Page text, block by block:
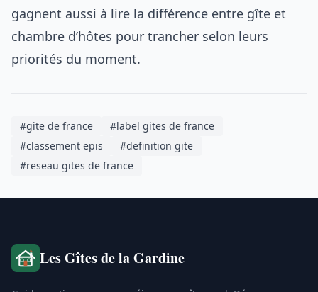
gagnent aussi à lire la différence entre gîte et
chambre d’hôtes pour trancher selon leurs
priorités du moment.
#gite de france
#label gites de france
#classement epis
#definition gite
#reseau gites de france
Les Gîtes de la Gardine